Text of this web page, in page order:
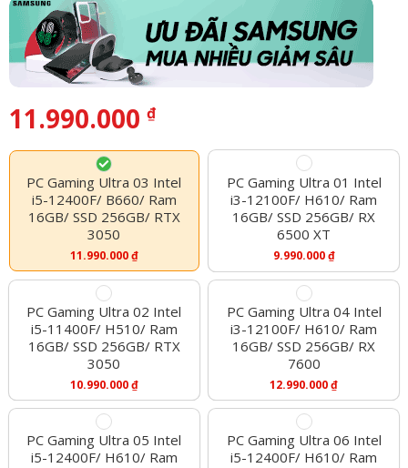
11.990.000 ₫
PC Gaming Ultra 03 Intel
i5-12400F/ B660/ Ram
16GB/ SSD 256GB/ RTX
3050
11.990.000₫
PC Gaming Ultra 01 Intel
i3-12100F/ H610/ Ram
16GB/ SSD 256GB/ RX
6500 XT
9.990.000₫
PC Gaming Ultra 02 Intel
i5-11400F/ H510/ Ram
16GB/ SSD 256GB/ RTX
3050
10.990.000₫
PC Gaming Ultra 04 Intel
i3-12100F/ H610/ Ram
16GB/ SSD 256GB/ RX
7600
12.990.000₫
PC Gaming Ultra 05 Intel
i5-12400F/ H610/ Ram
PC Gaming Ultra 06 Intel
i5-12400F/ H610/ Ram